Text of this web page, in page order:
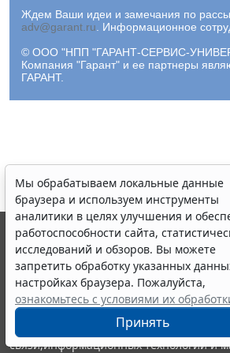
Ждем Ваши идеи и замечания по
adv@garant.ru
Информационное
© ООО "НПП "ГАРАНТ-СЕРВИС-
Компания "Гарант" и ее партнеры
ГАРАНТ.
Мы обрабатываем локальные данные
браузера и используем инструменты
аналитики в целях улучшения и
работоспособности сайта,
исследований и обзоров. Вы можете
запретить обработку указанных
настройках браузера. Пожалуйста,
ознакомьтесь с условиями их
Принять
© ООО "НПП "ГАРАНТ-СЕРВИС", 2026.
выпускается с 1990 года. Компания
являются участниками Российской
информации ГАРАНТ.
Портал ГАРАНТ.РУ зарегистрирован в
издания Федеральной службой по
связи,информационных технологий и